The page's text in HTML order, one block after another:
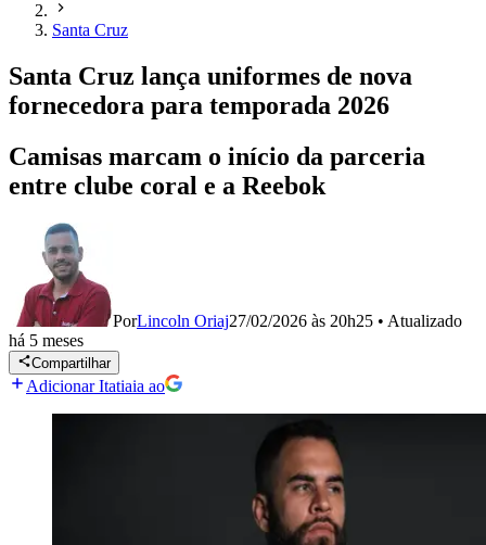
Santa Cruz
Santa Cruz lança uniformes de nova
fornecedora para temporada 2026
Camisas marcam o início da parceria
entre clube coral e a Reebok
PorLincoln Oriaj27/02/2026 às 20h25 • Atualizado
há 5 meses
Compartilhar
Adicionar Itatiaia ao